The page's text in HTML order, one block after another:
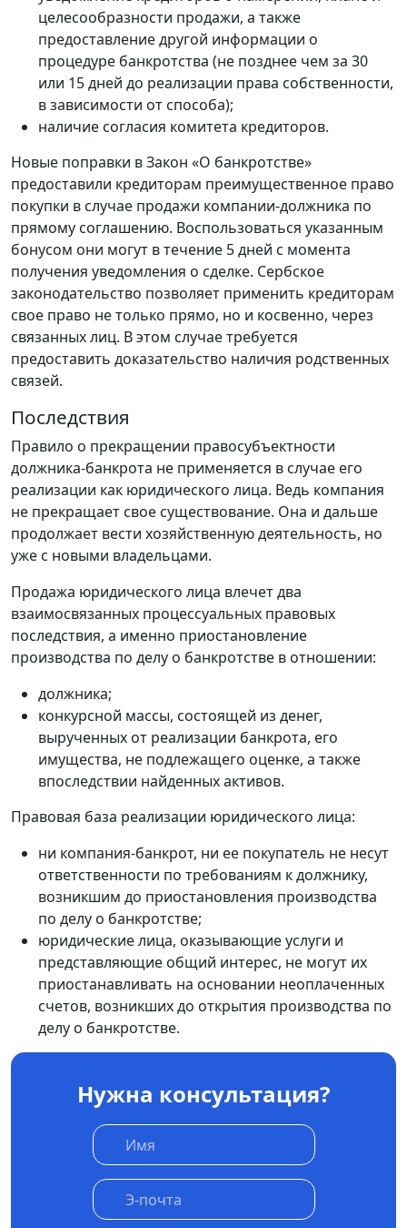
целесообразности продажи, а также
предоставление другой информации о
процедуре банкротства (не позднее чем за 30
или 15 дней до реализации права собственности,
в зависимости от способа);
наличие согласия комитета кредиторов.
Новые поправки в Закон «О банкротстве»
предоставили кредиторам преимущественное право
покупки в случае продажи компании-должника по
прямому соглашению. Воспользоваться указанным
бонусом они могут в течение 5 дней с момента
получения уведомления о сделке. Сербское
законодательство позволяет применить кредиторам
свое право не только прямо, но и косвенно, через
связанных лиц. В этом случае требуется
предоставить доказательство наличия родственных
связей.
Последствия
Правило о прекращении правосубъектности
должника-банкрота не применяется в случае его
реализации как юридического лица. Ведь компания
не прекращает свое существование. Она и дальше
продолжает вести хозяйственную деятельность, но
уже с новыми владельцами.
Продажа юридического лица влечет два
взаимосвязанных процессуальных правовых
последствия, а именно приостановление
производства по делу о банкротстве в отношении:
должника;
конкурсной массы, состоящей из денег,
вырученных от реализации банкрота, его
имущества, не подлежащего оценке, а также
впоследствии найденных активов.
Правовая база реализации юридического лица:
ни компания-банкрот, ни ее покупатель не несут
ответственности по требованиям к должнику,
возникшим до приостановления производства
по делу о банкротстве;
юридические лица, оказывающие услуги и
представляющие общий интерес, не могут их
приостанавливать на основании неоплаченных
счетов, возникших до открытия производства по
делу о банкротстве.
Нужна консультация?